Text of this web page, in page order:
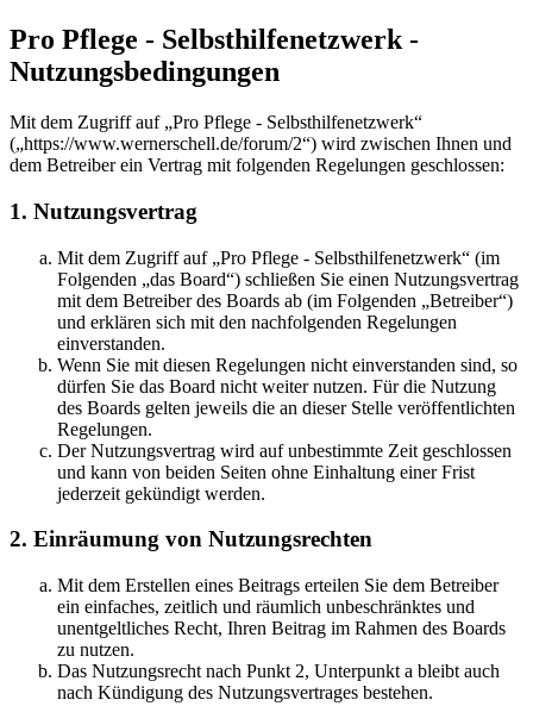
Pro Pflege - Selbsthilfenetzwerk -
Nutzungsbedingungen
Mit dem Zugriff auf „Pro Pflege - Selbsthilfenetzwerk“
(„https://www.wernerschell.de/forum/2“) wird zwischen Ihnen und
dem Betreiber ein Vertrag mit folgenden Regelungen geschlossen:
1. Nutzungsvertrag
Mit dem Zugriff auf „Pro Pflege - Selbsthilfenetzwerk“ (im
Folgenden „das Board“) schließen Sie einen Nutzungsvertrag
mit dem Betreiber des Boards ab (im Folgenden „Betreiber“)
und erklären sich mit den nachfolgenden Regelungen
einverstanden.
Wenn Sie mit diesen Regelungen nicht einverstanden sind, so
dürfen Sie das Board nicht weiter nutzen. Für die Nutzung
des Boards gelten jeweils die an dieser Stelle veröffentlichten
Regelungen.
Der Nutzungsvertrag wird auf unbestimmte Zeit geschlossen
und kann von beiden Seiten ohne Einhaltung einer Frist
jederzeit gekündigt werden.
2. Einräumung von Nutzungsrechten
Mit dem Erstellen eines Beitrags erteilen Sie dem Betreiber
ein einfaches, zeitlich und räumlich unbeschränktes und
unentgeltliches Recht, Ihren Beitrag im Rahmen des Boards
zu nutzen.
Das Nutzungsrecht nach Punkt 2, Unterpunkt a bleibt auch
nach Kündigung des Nutzungsvertrages bestehen.